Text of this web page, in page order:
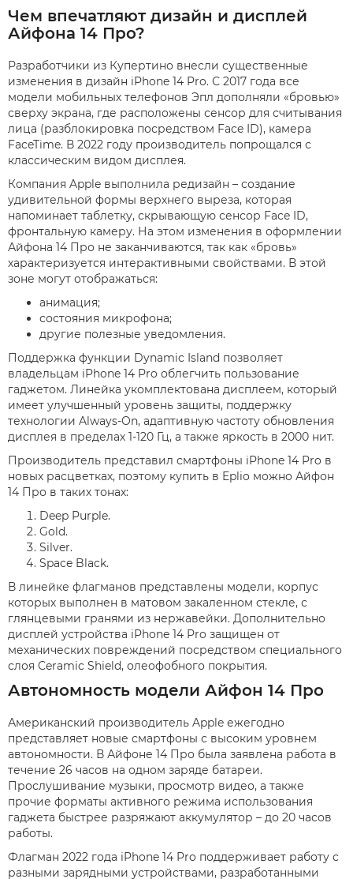
Чем впечатляют дизайн и дисплей
Айфона 14 Про?
Разработчики из Купертино внесли существенные
изменения в дизайн iPhone 14 Pro. С 2017 года все
модели мобильных телефонов Эпл дополняли «бровью»
сверху экрана, где расположены сенсор для считывания
лица (разблокировка посредством Face ID), камера
FaceTime. В 2022 году производитель попрощался с
классическим видом дисплея.
Компания Apple выполнила редизайн – создание
удивительной формы верхнего выреза, которая
напоминает таблетку, скрывающую сенсор Face ID,
фронтальную камеру. На этом изменения в оформлении
Айфона 14 Про не заканчиваются, так как «бровь»
характеризуется интерактивными свойствами. В этой
зоне могут отображаться:
анимация;
состояния микрофона;
другие полезные уведомления.
Поддержка функции Dynamic Island позволяет
владельцам iPhone 14 Pro облегчить пользование
гаджетом. Линейка укомплектована дисплеем, который
имеет улучшенный уровень защиты, поддержку
технологии Always-On, адаптивную частоту обновления
дисплея в пределах 1-120 Гц, а также яркость в 2000 нит.
Производитель представил смартфоны iPhone 14 Pro в
новых расцветках, поэтому купить в Eplio можно Айфон
14 Про в таких тонах:
Deep Purple.
Gold.
Silver.
Space Black.
В линейке флагманов представлены модели, корпус
которых выполнен в матовом закаленном стекле, с
глянцевыми гранями из нержавейки. Дополнительно
дисплей устройства iPhone 14 Pro защищен от
механических повреждений посредством специального
слоя Ceramic Shield, олеофобного покрытия.
Автономность модели Айфон 14 Про
Американский производитель Apple ежегодно
представляет новые смартфоны с высоким уровнем
автономности. В Айфоне 14 Про была заявлена работа в
течение 26 часов на одном заряде батареи.
Прослушивание музыки, просмотр видео, а также
прочие форматы активного режима использования
гаджета быстрее разряжают аккумулятор – до 20 часов
работы.
Флагман 2022 года iPhone 14 Pro поддерживает работу с
разными зарядными устройствами, разработанными